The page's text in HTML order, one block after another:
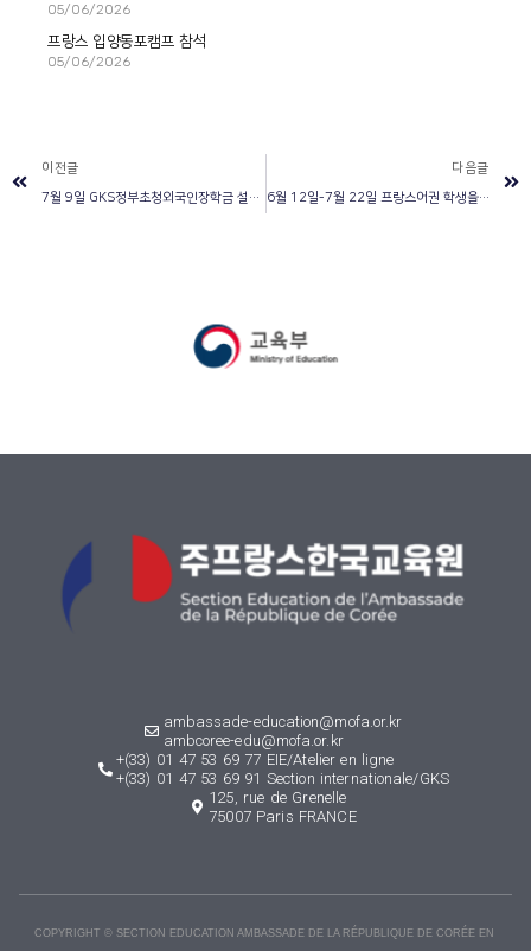
05/06/2026
프랑스 입양동포캠프 참석
05/06/2026
이전글
7월 9일 GKS정부초청외국인장학금 설명회 및 동문회 개최
다음글
6월 12일-7월 22일 프랑스어권 학생을 위한 교육과정 교과서 연구진 워크숍
ambassade-education@mofa.or.kr
ambcoree-edu@mofa.or.kr
+(33) 01 47 53 69 77 EIE/Atelier en ligne
+(33) 01 47 53 69 91 Section internationale/GKS
125, rue de Grenelle
75007 Paris FRANCE
COPYRIGHT © SECTION EDUCATION AMBASSADE DE LA RÉPUBLIQUE DE CORÉE EN